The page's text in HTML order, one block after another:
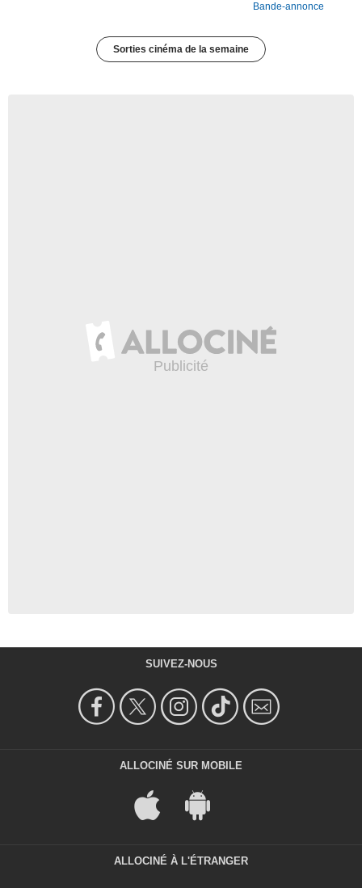
Bande-annonce
Sorties cinéma de la semaine
SUIVEZ-NOUS
ALLOCINÉ SUR MOBILE
ALLOCINÉ À L'ÉTRANGER